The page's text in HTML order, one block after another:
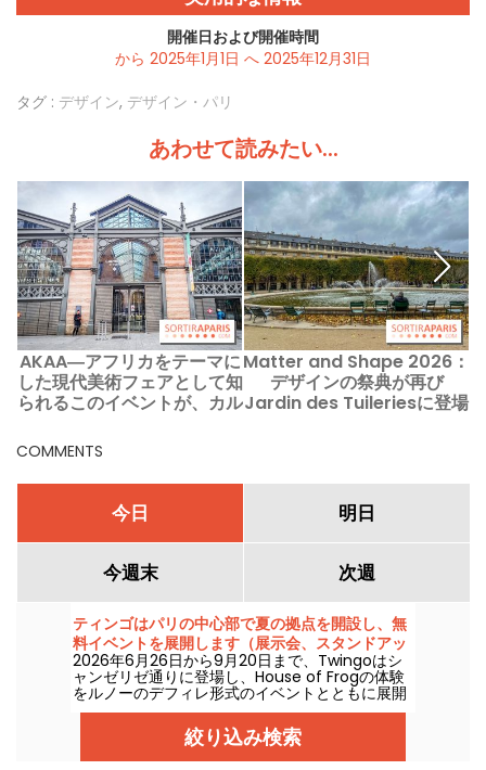
開催日および開催時間
から 2025年1月1日 へ 2025年12月31日
タグ : デザイン, デザイン・パリ
あわせて読みたい...
AKAA―アフリカをテーマに
した現代美術フェアとして知
られるこのイベントが、カル
される新たな版の日程を伝え
Matter and Shape 2026：
デザインの祭典が再び
Jardin des Tuileriesに登場
COMMENTS
今日 明日
今週末 次週
ティンゴはパリの中心部で夏の拠点を開設し、無
料イベントを展開します（展示会、スタンドアッ
プ、DJセットなど）
2026年6月26日から9月20日まで、Twingoはシ
ャンゼリゼ通りに登場し、House of Frogの体験
をルノーのデフィレ形式のイベントとともに展開
します。 Au programme : 内容は、没入型の展
示、スタンドアップ、DJセット、トーク、そして
ほかにも多彩なアクティビティや演出が予定され
ています。 入場は自由・無料ですが、イベントへ
絞り込み検索